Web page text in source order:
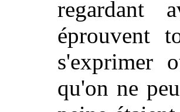
regardant
éprouvent
s'exprimer
qu'on ne